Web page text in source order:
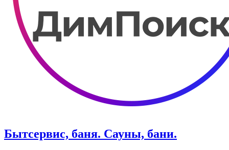
Бытсервис, баня. Сауны, бани.